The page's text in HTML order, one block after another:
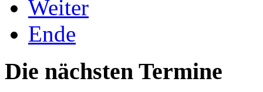
Weiter
Ende
Die nächsten Termine